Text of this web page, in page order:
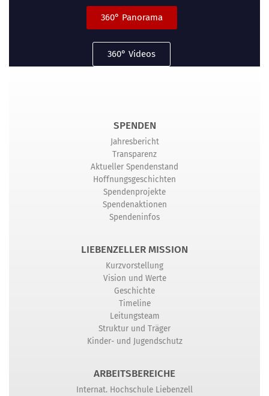
360° Panorama
360° Videos
SPENDEN
Jahresbericht
Transparenz
Aktueller Spendenstand
Hoffnungsgeschichten
Spendenprojekte
Spendenaktionen
Spendeninfos
LIEBENZELLER MISSION
Kurzvorstellung
Vision und Werte
Geschichte
Timeline
Leitungsteam
Struktur und Träger
Kinder- und Jugendschutz
ARBEITSBEREICHE
Internat. Hochschule Liebenzell